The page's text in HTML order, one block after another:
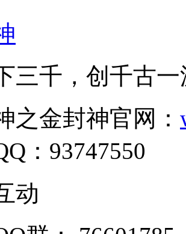
三千，创千古一
之金封神官网：
：93747550
动